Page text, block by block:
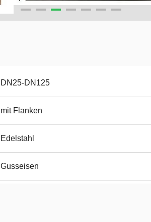
DN25-DN125
mit Flanken
Edelstahl
Gusseisen